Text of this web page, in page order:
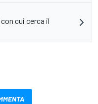
cui cerca il